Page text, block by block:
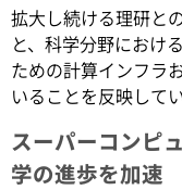
拡大し続ける理研と
と、科学分野におけ
ための計算インフラ
いることを反映してい
スーパーコンピ
学の進歩を加速